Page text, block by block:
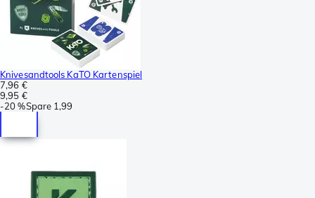
Knivesandtools KaTO Kartenspiel
7,96 €
9,95 €
-20 %Spare 1,99